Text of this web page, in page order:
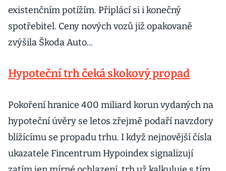
existenčním potížím. Připlácí si i konečný
spotřebitel. Ceny nových vozů již opakovaně
zvýšila Škoda Auto...
Hypoteční trh čeká skokový propad
Pokoření hranice 400 miliard korun vydaných na
hypoteční úvěry se letos zřejmě podaří navzdory
blížícímu se propadu trhu. I když nejnovější čísla
ukazatele Fincentrum Hypoindex signalizují